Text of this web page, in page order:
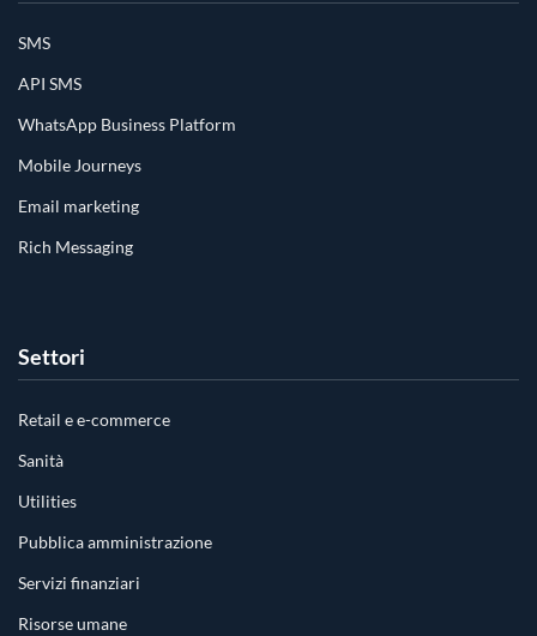
SMS
API SMS
WhatsApp Business Platform
Mobile Journeys
Email marketing
Rich Messaging
Settori
Retail e e-commerce
Sanità
Utilities
Pubblica amministrazione
Servizi finanziari
Risorse umane